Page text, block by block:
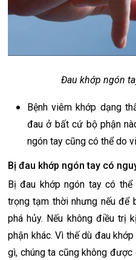
Đau khớp ngón
Bệnh viêm khớp dạng
đau ở bất cứ bộ phận
ngón tay cũng có thể do
Bị đau khớp ngón tay có
Bị đau khớp ngón tay có thể
trọng tạm thời nhưng nếu để
phá hủy. Nếu không điều trị
phận khác. Vì thế dù đau
gì, chúng ta cũng không